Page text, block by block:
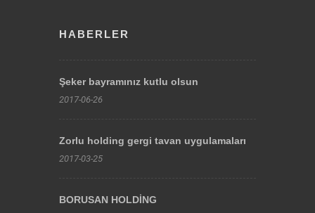
HABERLER
Şeker bayramınız kutlu olsun
2017-06-26
Zorlu holding gergi tavan uygulamaları
2017-03-25
BORUSAN HOLDİNG